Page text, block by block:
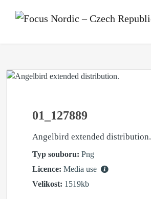
01_127889
Angelbird extended distribution.
Typ souboru: Png
Licence: Media use
Velikost: 1519kb